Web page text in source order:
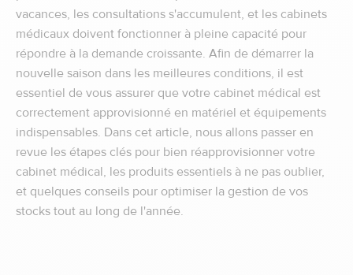
vacances, les consultations s'accumulent, et les cabinets
médicaux doivent fonctionner à pleine capacité pour
répondre à la demande croissante. Afin de démarrer la
nouvelle saison dans les meilleures conditions, il est
essentiel de vous assurer que votre cabinet médical est
correctement approvisionné en matériel et équipements
indispensables. Dans cet article, nous allons passer en
revue les étapes clés pour bien réapprovisionner votre
cabinet médical, les produits essentiels à ne pas oublier,
et quelques conseils pour optimiser la gestion de vos
stocks tout au long de l'année.